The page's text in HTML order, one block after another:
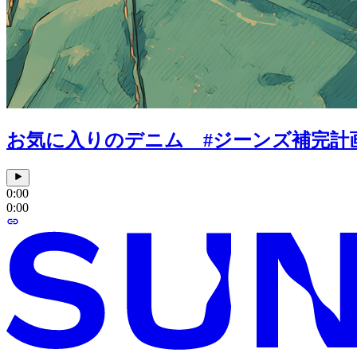
お気に入りのデニム #ジーンズ補完計
0:00
0:00